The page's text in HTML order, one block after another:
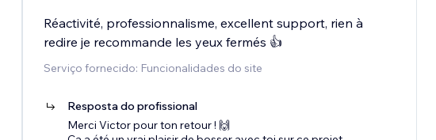
Réactivité, professionnalisme, excellent support, rien à
redire je recommande les yeux fermés 👍
Serviço fornecido: Funcionalidades do site
Resposta do profissional
Merci Victor pour ton retour ! 🙌